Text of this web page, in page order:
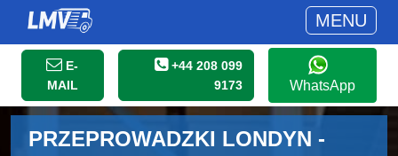
MENU
E-
MAIL
+44 208 099
9173
WhatsApp
PRZEPROWADZKI LONDYN -